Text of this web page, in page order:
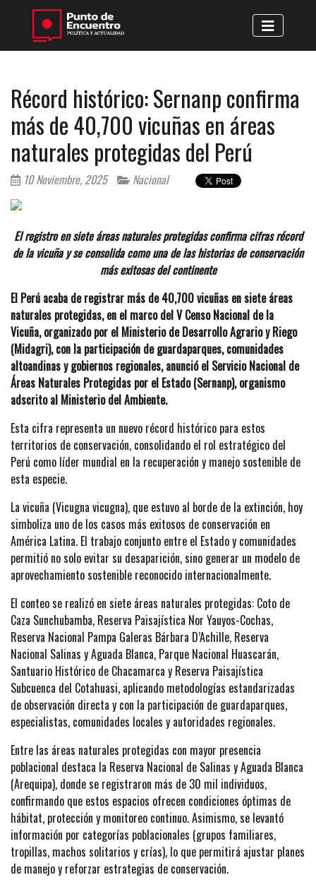
Récord histórico: Sernanp confirma
más de 40,700 vicuñas en áreas
naturales protegidas del Perú
10 Noviembre, 2025 Nacional
El registro en siete áreas naturales protegidas confirma cifras récord
de la vicuña y se consolida como una de las historias de conservación
más exitosas del continente
El Perú acaba de registrar más de 40,700 vicuñas en siete áreas
naturales protegidas, en el marco del V Censo Nacional de la
Vicuña, organizado por el Ministerio de Desarrollo Agrario y Riego
(Midagri), con la participación de guardaparques, comunidades
altoandinas y gobiernos regionales, anunció el Servicio Nacional de
Áreas Naturales Protegidas por el Estado (Sernanp), organismo
adscrito al Ministerio del Ambiente.
Esta cifra representa un nuevo récord histórico para estos
territorios de conservación, consolidando el rol estratégico del
Perú como líder mundial en la recuperación y manejo sostenible de
esta especie.
La vicuña (Vicugna vicugna), que estuvo al borde de la extinción, hoy
simboliza uno de los casos más exitosos de conservación en
América Latina. El trabajo conjunto entre el Estado y comunidades
permitió no solo evitar su desaparición, sino generar un modelo de
aprovechamiento sostenible reconocido internacionalmente.
El conteo se realizó en siete áreas naturales protegidas: Coto de
Caza Sunchubamba, Reserva Paisajística Nor Yauyos-Cochas,
Reserva Nacional Pampa Galeras Bárbara D’Achille, Reserva
Nacional Salinas y Aguada Blanca, Parque Nacional Huascarán,
Santuario Histórico de Chacamarca y Reserva Paisajística
Subcuenca del Cotahuasi, aplicando metodologías estandarizadas
de observación directa y con la participación de guardaparques,
especialistas, comunidades locales y autoridades regionales.
Entre las áreas naturales protegidas con mayor presencia
poblacional destaca la Reserva Nacional de Salinas y Aguada Blanca
(Arequipa), donde se registraron más de 30 mil individuos,
confirmando que estos espacios ofrecen condiciones óptimas de
hábitat, protección y monitoreo continuo. Asimismo, se levantó
información por categorías poblacionales (grupos familiares,
tropillas, machos solitarios y crías), lo que permitirá ajustar planes
de manejo y reforzar estrategias de conservación.